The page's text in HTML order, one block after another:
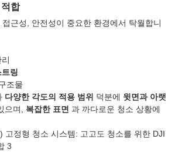
합
접근성, 안전성이 중요한 환경에서 탁월합니
링
조물
다양한 각도의 적용 범위 덕분에 윗면과 아랫
으며, 복잡한 표면 과 까다로운 청소 상황에